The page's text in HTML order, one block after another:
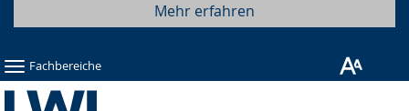
Mehr erfahren
Fachbereiche